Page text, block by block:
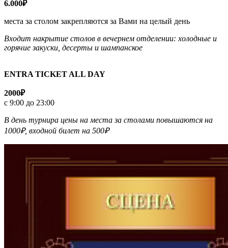
6.000₽
места за столом закрепляются за Вами на целый день
Входит накрытие столов в вечернем отделении: холодные и
горячие закуски, десерты и шампанское
ENTRA TICKET ALL DAY
2000₽
с 9:00 до 23:00
В день турнира цены на места за столами повышаются на
1000₽, входной билет на 500₽